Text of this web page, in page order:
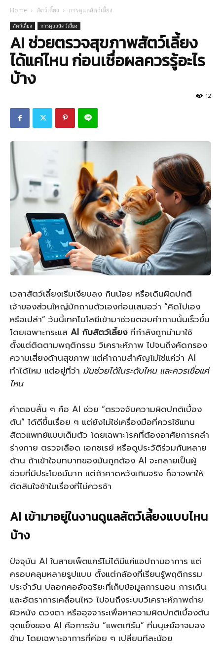
Home สัตว์เลี้ยง การดูแลสัตว์เลี้ยง
สัตว์เลี้ยง การดูแลสัตว์เลี้ยง
AI ช่วยตรวจสุขภาพสัตว์เลี้ยง
ได้แค่ไหน ก่อนเชื่อผลควรรู้อะไร
บ้าง
12
เวลาสัตว์เลี้ยงเริ่มเงียบลง กินน้อย หรือเดินผิดปกติ
เจ้าของส่วนใหญ่มักถามตัวเองก่อนเสมอว่า “คิดไปเอง
หรือเปล่า” วันนี้เทคโนโลยีเข้ามาช่วยตอบคำถามนั้นเร็วขึ้น
โดยเฉพาะกระแส AI กับสัตว์เลี้ยงที่กำลังถูกนำมาใช้
ตั้งแต่ติดตามพฤติกรรม วิเคราะห์ภาพ ไปจนถึงคัดกรอง
ความเสี่ยงด้านสุขภาพ แต่คำถามสำคัญไม่ใช่แค่ว่า AI
ทำได้ไหม แต่อยู่ที่ว่า มันช่วยได้ในระดับไหน และควรเชื่อแค่
ไหน
คำตอบสั้น ๆ คือ AI ช่วย “ตรวจจับความผิดปกติเบื้อง
ต้น” ได้ดีขึ้นเรื่อย ๆ แต่ยังไม่ใช่เครื่องมือที่ควรใช้แทน
สัตวแพทย์แบบเต็มตัว โดยเฉพาะโรคที่ต้องอาศัยการคลำ
ร่างกาย ตรวจเลือด เอกซเรย์ หรือดูประวัติร่วมกันหลาย
ด้าน ถ้าเข้าใจบทบาทของมันถูกต้อง AI จะกลายเป็นผู้
ช่วยที่มีประโยชน์มาก แต่ถ้าคาดหวังเกินจริง ก็อาจพาให้
ตัดสินใจช้าในเรื่องที่ไม่ควรช้า
AI เข้ามาอยู่ในงานดูแลสัตว์เลี้ยงแบบไหน
บ้าง
ปัจจุบัน AI ในสายเพ็ตแคร์ไม่ได้มีแค่แอปถามอาการ แต่
ครอบคลุมหลายรูปแบบ ตั้งแต่กล้องที่เรียนรู้พฤติกรรม
ประจำวัน ปลอกคออัจฉริยะที่เก็บข้อมูลการนอน การเดิน
และอัตราการเคลื่อนไหว ไปจนถึงระบบวิเคราะห์ภาพถ่าย
ผิวหนัง ดวงตา หรืออุจจาระเพื่อหาความผิดปกติเบื้องต้น
จุดแข็งของ AI คือการจับ “แพตเทิร์น” ที่มนุษย์อาจมอง
ข้าม โดยเฉพาะอาการที่ค่อย ๆ เปลี่ยนทีละน้อย